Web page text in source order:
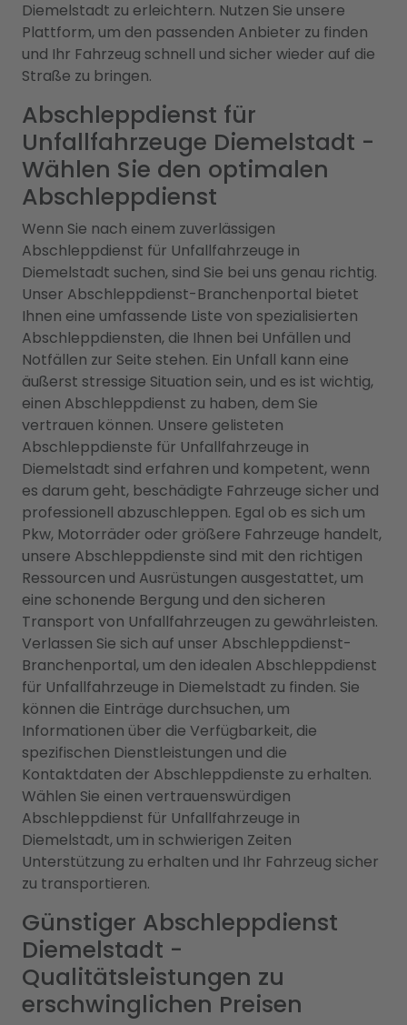
Diemelstadt zu erleichtern. Nutzen Sie unsere
Plattform, um den passenden Anbieter zu finden
und Ihr Fahrzeug schnell und sicher wieder auf die
Straße zu bringen.
Abschleppdienst für
Unfallfahrzeuge Diemelstadt -
Wählen Sie den optimalen
Abschleppdienst
Wenn Sie nach einem zuverlässigen
Abschleppdienst für Unfallfahrzeuge in
Diemelstadt suchen, sind Sie bei uns genau richtig.
Unser Abschleppdienst-Branchenportal bietet
Ihnen eine umfassende Liste von spezialisierten
Abschleppdiensten, die Ihnen bei Unfällen und
Notfällen zur Seite stehen. Ein Unfall kann eine
äußerst stressige Situation sein, und es ist wichtig,
einen Abschleppdienst zu haben, dem Sie
vertrauen können. Unsere gelisteten
Abschleppdienste für Unfallfahrzeuge in
Diemelstadt sind erfahren und kompetent, wenn
es darum geht, beschädigte Fahrzeuge sicher und
professionell abzuschleppen. Egal ob es sich um
Pkw, Motorräder oder größere Fahrzeuge handelt,
unsere Abschleppdienste sind mit den richtigen
Ressourcen und Ausrüstungen ausgestattet, um
eine schonende Bergung und den sicheren
Transport von Unfallfahrzeugen zu gewährleisten.
Verlassen Sie sich auf unser Abschleppdienst-
Branchenportal, um den idealen Abschleppdienst
für Unfallfahrzeuge in Diemelstadt zu finden. Sie
können die Einträge durchsuchen, um
Informationen über die Verfügbarkeit, die
spezifischen Dienstleistungen und die
Kontaktdaten der Abschleppdienste zu erhalten.
Wählen Sie einen vertrauenswürdigen
Abschleppdienst für Unfallfahrzeuge in
Diemelstadt, um in schwierigen Zeiten
Unterstützung zu erhalten und Ihr Fahrzeug sicher
zu transportieren.
Günstiger Abschleppdienst
Diemelstadt -
Qualitätsleistungen zu
erschwinglichen Preisen